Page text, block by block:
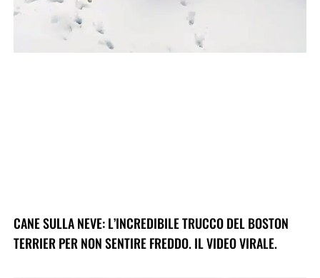
CANE SULLA NEVE: L’INCREDIBILE TRUCCO DEL BOSTON
TERRIER PER NON SENTIRE FREDDO. IL VIDEO VIRALE.